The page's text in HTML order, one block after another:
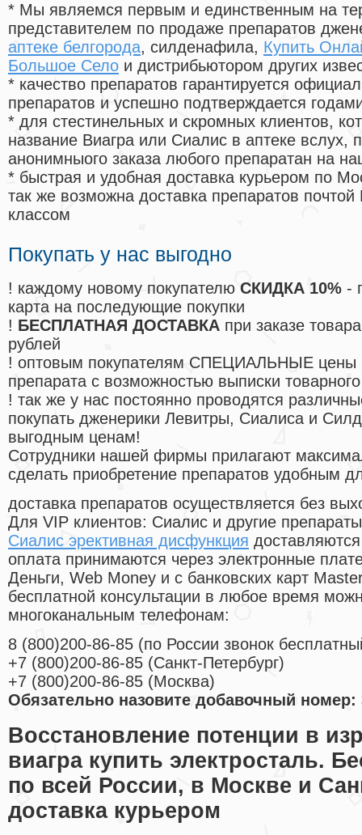
* Мы являемся первым и единственным на
представителем по продаже препаратов
аптеке белгорода, силденафила, Купить
Большое Село и дистрибьютором других
* качество препаратов гарантируется
препаратов и успешно подтверждается
* для стестинельных и скромных клиентов,
название Виагра или Сиалис в аптеке вслух,
анонимныого заказа любого препаратан на
* быстрая и удобная доставка курьером по
так же возможна доставка препаратов
классом
Покупать у нас выгодно
! каждому новому покупателю СКИДКА 10% -
карта на последующие покупки
! БЕСПЛАТНАЯ ДОСТАВКА при заказе
рублей
! оптовым покупателям СПЕЦИАЛЬНЫЕ цены
препарата с возможностью выписки
! так же у нас постоянно проводятся
покупать дженерики Левитры, Сиалиса и
выгодным ценам!
Cотрудники нашей фирмы прилагают
сделать приобретение препаратов удобным
доставка препаратов осуществляется без
Для VIP клиентов: Сиалис и другие
Сиалис эрективная дисфункция доставляются
оплата принимаются через электронные
Деньги, Web Money и с банковских карт
бесплатной консультации в любое время
многоканальным телефонам:
8 (800)200-86-85 (по России звонок
+7 (800)200-86-85 (Санкт-Петербург)
+7 (800)200-86-85 (Москва)
Обязательно назовите добавочный номер:
Восстановление потенции в
виагра купить электросталь.
по всей России, в Москве и
доставка курьером